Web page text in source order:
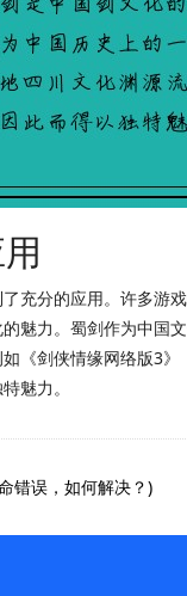
充分的应用。许多游
魅力。蜀剑作为中国
《剑侠情缘网络版3
魅力。
错误，如何解决？)